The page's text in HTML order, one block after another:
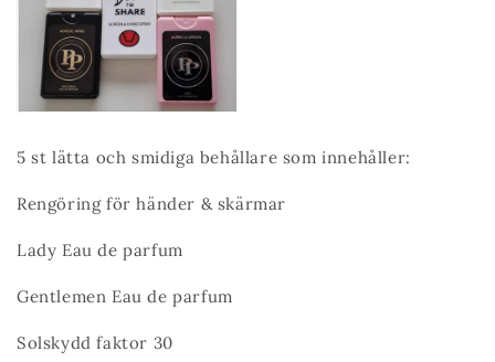
5 st lätta och smidiga behållare som innehåller:
Rengöring för händer & skärmar
Lady Eau de parfum
Gentlemen Eau de parfum
Solskydd faktor 30